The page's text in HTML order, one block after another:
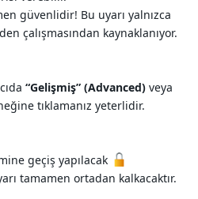
güvenlidir! Bu uyarı yalnızca
çalışmasından kaynaklanıyor.
“Gelişmiş” (Advanced)veya
tıklamanız yeterlidir.
geçiş yapılacak
tamamen ortadan kalkacaktır.